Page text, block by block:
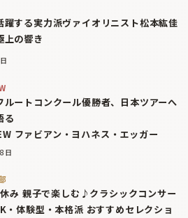
躍する実力派ヴァイオリニスト松本紘佳
上の響き
ルートコンクール優勝者、日本ツアーへ
る
ファビアン・ヨハネス・エッガー
日
み 親子で楽しむ♪クラシックコンサー
・体験型・本格派 おすすめセレクショ